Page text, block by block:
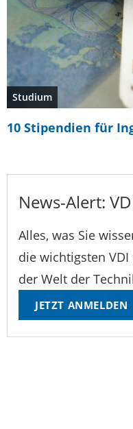
Studium
10 Stipendien für
News-Alert:
Alles, was Sie
die wichtigsten
der Welt der
JETZT ANMELDEN